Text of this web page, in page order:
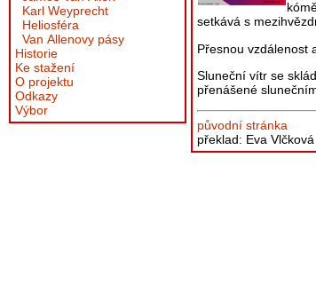
Karl Weyprecht
Heliosféra
Van Allenovy pásy
Historie
Ke stažení
O projektu
Odkazy
Výbor
setkává s
Přesnou vzdálenost
Sluneční vítr se
přenášené
původní stránka
překlad: Eva Vlčková